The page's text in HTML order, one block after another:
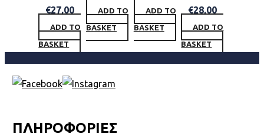
€27,00
ADD TO
BASKET
ADD TO
BASKET
ADD TO
BASKET
€28,00
ADD TO
BASKET
ΠΛΗΡΟΦΟΡΙΕΣ